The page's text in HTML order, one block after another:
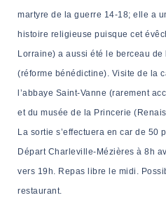
PORTAIL CULTURE
Comité d'Histoire Régionale
Service Inventaire et
VOUS ÊTES…
Amateurs d’histoire et de
Responsables de structures
Étudiants & chercheurs
martyre de la guerre 14-18; elle a
histoire religieuse puisque cet
Lorraine) a aussi été le berceau
(réforme bénédictine). Visite de la
l’abbaye Saint-Vanne (rarement
et du musée de la Princerie
La sortie s’effectuera en car de 50
Départ Charleville-Mézières à 8h
vers 19h. Repas libre le midi.
restaurant.